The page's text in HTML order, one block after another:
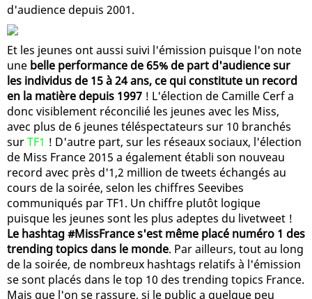
d'audience depuis 2001.
Et les jeunes ont aussi suivi l'émission puisque l'on note
une belle performance de 65% de part d'audience sur
les individus de 15 à 24 ans, ce qui constitute un record
en la matière depuis 1997 ! L'élection de Camille Cerf a
donc visiblement réconcilié les jeunes avec les Miss,
avec plus de 6 jeunes téléspectateurs sur 10 branchés
surTF1 ! D'autre part, sur les réseaux sociaux, l'élection
de Miss France 2015 a également établi son nouveau
record avec près d'1,2 million de tweets échangés au
cours de la soirée, selon les chiffres Seevibes
communiqués par TF1. Un chiffre plutôt logique
puisque les jeunes sont les plus adeptes du livetweet !
Le hashtag #MissFrance s'est même placé numéro 1 des
trending topics dans le monde. Par ailleurs, tout au long
de la soirée, de nombreux hashtags relatifs à l'émission
se sont placés dans le top 10 des trending topics France.
Mais que l'on se rassure, si le public a quelque peu